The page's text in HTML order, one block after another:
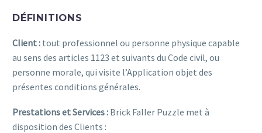
DÉFINITIONS
Client : tout professionnel ou personne physique capable
au sens des articles 1123 et suivants du Code civil, ou
personne morale, qui visite l’Application objet des
présentes conditions générales.
Prestations et Services : Brick Faller Puzzle met à
disposition des Clients :